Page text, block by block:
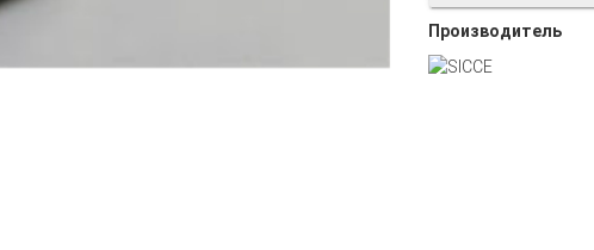
Производитель